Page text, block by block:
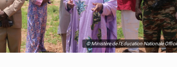
© Ministère de l’Education Nationale